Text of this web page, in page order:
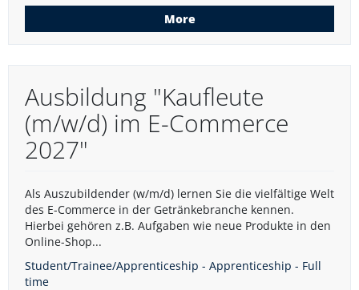
More
Ausbildung "Kaufleute
(m/w/d) im E-Commerce
2027"
Als Auszubildender (w/m/d) lernen Sie die vielfältige Welt
des E-Commerce in der Getränkebranche kennen.
Hierbei gehören z.B. Aufgaben wie neue Produkte in den
Online-Shop...
Student/Trainee/Apprenticeship - Apprenticeship - Full
time